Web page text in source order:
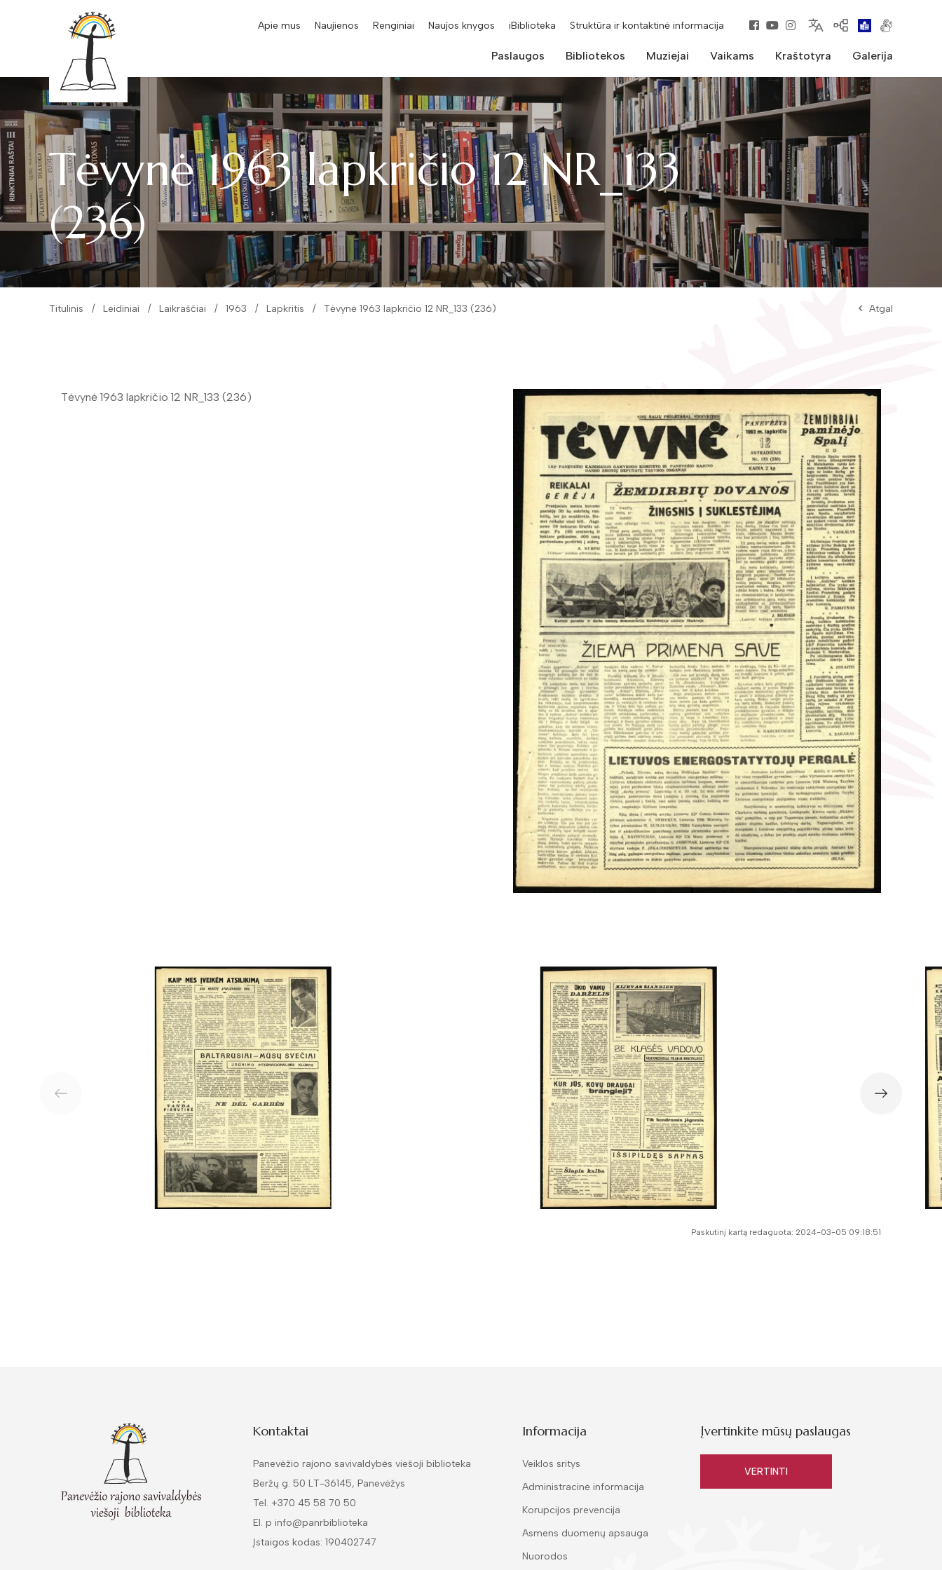
Apie mus Naujienos Renginiai Naujos knygos iBiblioteka Struktūra ir kontaktinė informacija
Paslaugos Bibliotekos Muziejai Vaikams Kraštotyra Galerija
Tėvynė 1963 lapkričio 12 NR_133
(236)
Titulinis Leidiniai Laikraščiai 1963 Lapkritis Tėvynė 1963 lapkričio 12 NR_133 (236) Atgal
Tėvynė 1963 lapkričio 12 NR_133 (236)
Paskutinį kartą redaguota: 2024-03-05 09:18:51
Kontaktai
Panevėžio rajono savivaldybės viešoji biblioteka
Beržų g. 50 LT-36145, Panevėžys
Tel. +370 45 58 70 50
El. p info@panrbiblioteka
Įstaigos kodas: 190402747
Informacija
Veiklos sritys
Administracinė informacija
Korupcijos prevencija
Asmens duomenų apsauga
Nuorodos
Įvertinkite mūsų paslaugas
VERTINTI